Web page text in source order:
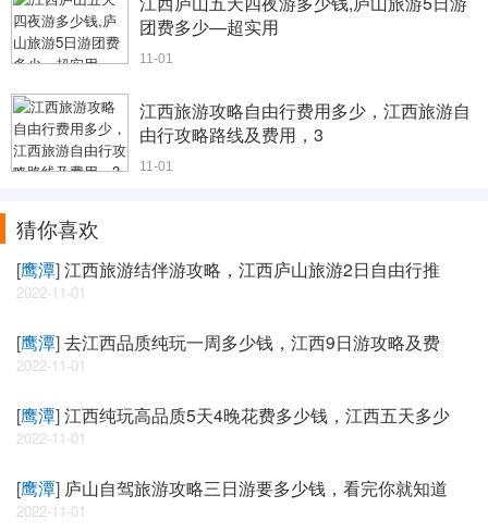
团费多少—超实用
11-01
江西旅游攻略自由行费用多少，江西旅游自
由行攻略路线及费用，3
11-01
猜你喜欢
[鹰潭]江西旅游结伴游攻略，江西庐山旅游2日自由行推
2022-11-01
[鹰潭]去江西品质纯玩一周多少钱，江西9日游攻略及费
2022-11-01
[鹰潭]江西纯玩高品质5天4晚花费多少钱，江西五天多少
2022-11-01
[鹰潭] 庐山自驾旅游攻略三日游要多少钱，看完你就知道
2022-11-01